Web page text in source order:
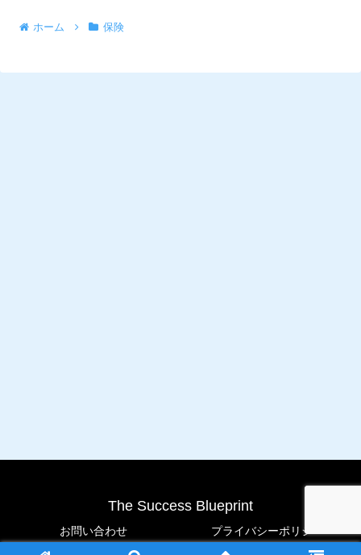
ホーム 保険
The Success Blueprint
お問い合わせ プライバシーポリシー